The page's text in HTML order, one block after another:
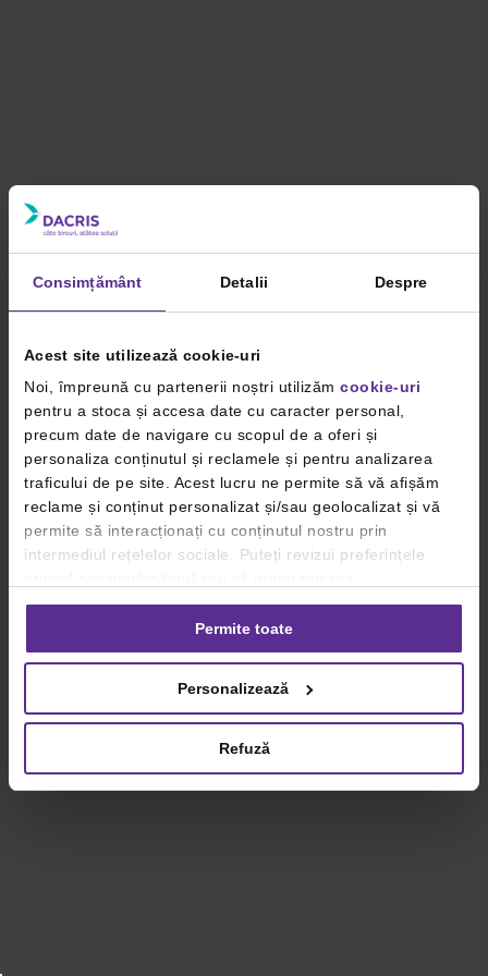
Consimțământ Detalii Despre
Acest site utilizează cookie-uri
Noi, împreună cu partenerii noștri utilizăm cookie-uri
pentru a stoca și accesa date cu caracter personal,
precum date de navigare cu scopul de a oferi și
personaliza conținutul și reclamele și pentru analizarea
traficului de pe site. Acest lucru ne permite să vă afișăm
reclame și conținut personalizat și/sau geolocalizat și vă
permite să interacționați cu conținutul nostru prin
intermediul rețelelor sociale. Puteți revizui preferințele
consimțământul oricând, făcând click pe linkul către
setările dvs. de cookie-uri.
privind utilizarea modulelor cookie.Detalii
Permite toate
Personalizează
Refuză